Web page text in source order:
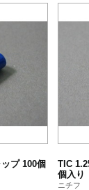
プ 100個
TIC
個入り
ニチフ